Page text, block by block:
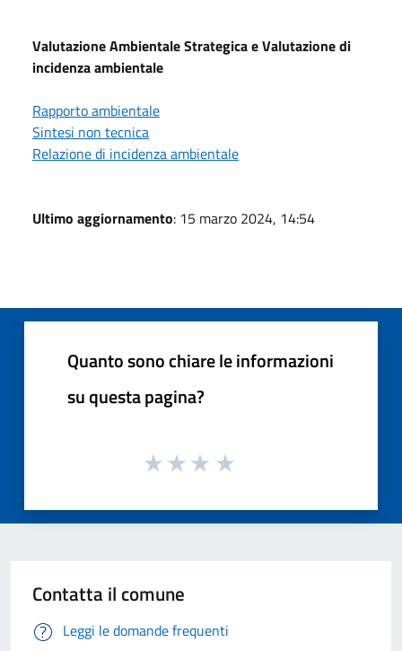
Valutazione Ambientale Strategica e Valutazione di
incidenza ambientale
Rapporto ambientale
Sintesi non tecnica
Relazione di incidenza ambientale
Ultimo aggiornamento: 15 marzo 2024, 14:54
Quanto sono chiare le informazioni
su questa pagina?
Contatta il comune
Leggi le domande frequenti